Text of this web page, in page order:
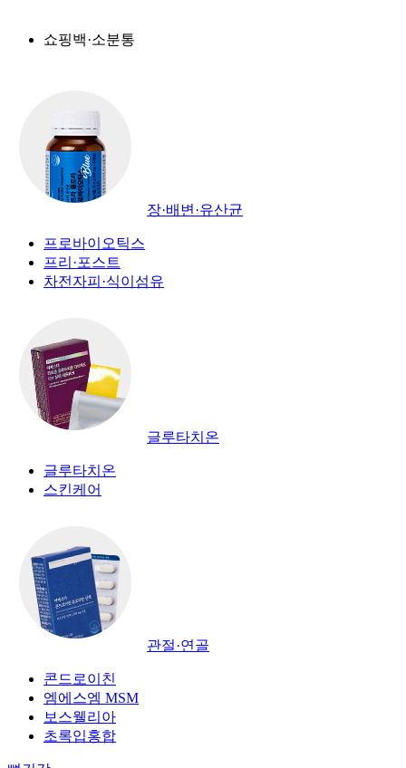
쇼핑백·소분통
장·배변·유산균
프로바이오틱스
프리·포스트
차전자피·식이섬유
글루타치온
글루타치온
스킨케어
관절·연골
콘드로이친
엠에스엠 MSM
보스웰리아
초록입홍합